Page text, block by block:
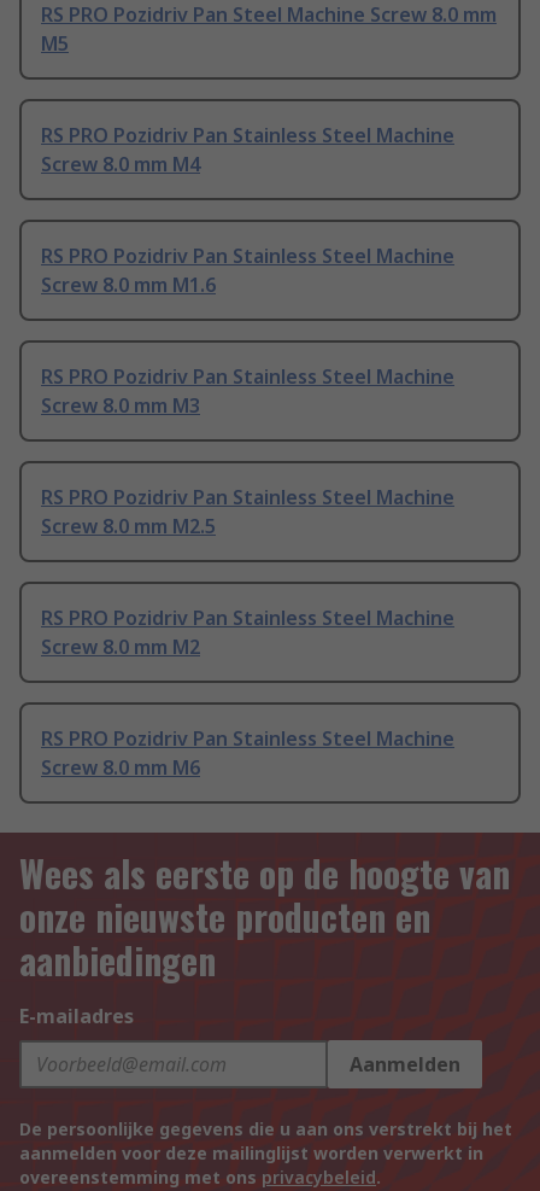
RS PRO Pozidriv Pan Steel Machine Screw 8.0 mm
M5
RS PRO Pozidriv Pan Stainless Steel Machine
Screw 8.0 mm M4
RS PRO Pozidriv Pan Stainless Steel Machine
Screw 8.0 mm M1.6
RS PRO Pozidriv Pan Stainless Steel Machine
Screw 8.0 mm M3
RS PRO Pozidriv Pan Stainless Steel Machine
Screw 8.0 mm M2.5
RS PRO Pozidriv Pan Stainless Steel Machine
Screw 8.0 mm M2
RS PRO Pozidriv Pan Stainless Steel Machine
Screw 8.0 mm M6
Wees als eerste op de hoogte van
onze nieuwste producten en
aanbiedingen
E-mailadres
Aanmelden
De persoonlijke gegevens die u aan ons verstrekt bij het
aanmelden voor deze mailinglijst worden verwerkt in
overeenstemming met ons privacybeleid.